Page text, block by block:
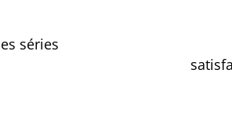
séries